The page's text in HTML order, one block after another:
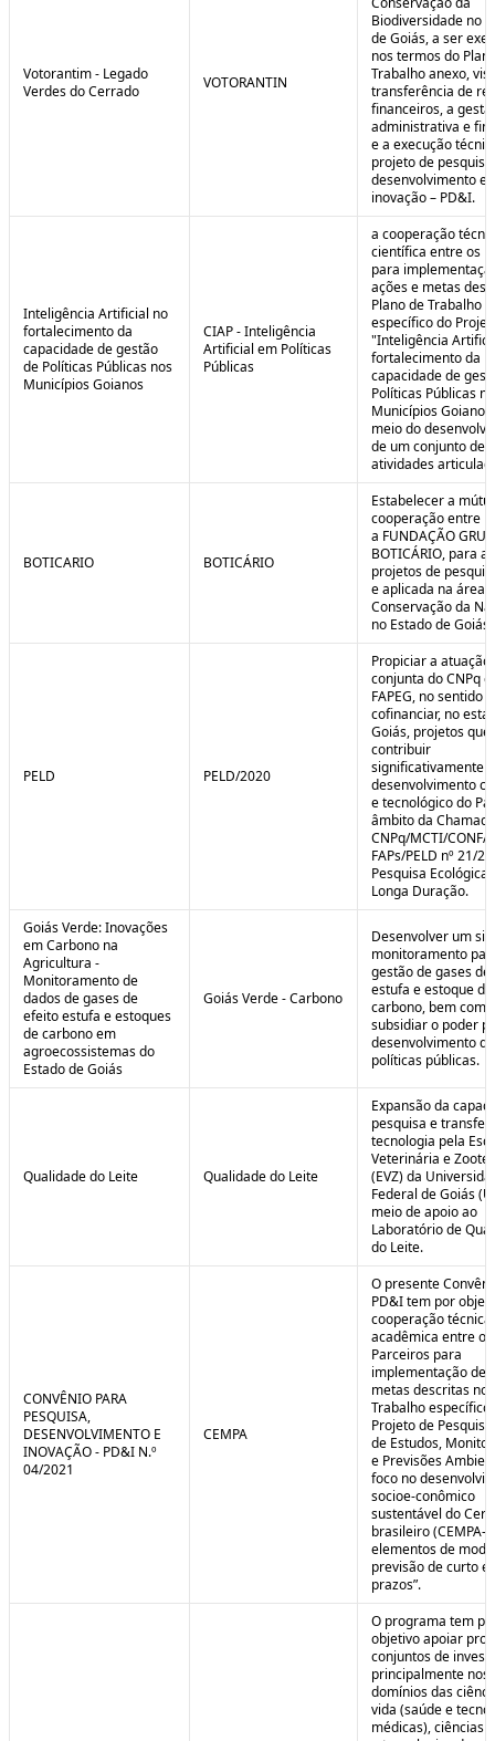
Votorantim - Legado
Verdes do Cerrado
VOTORANTIN
Biodiversidade no
de Goiás, a ser
nos termos do
Trabalho anexo,
transferência de
financeiros, a
administrativa e
e a execução
projeto de pesquisa,
desenvolvimento e
inovação – PD&I.
Inteligência Artificial no
fortalecimento da
capacidade de gestão
de Políticas Públicas nos
Municípios Goianos
CIAP - Inteligência
Artificial em Políticas
Públicas
a cooperação
científica entre os
para
ações e metas
Plano de Trabalho
específico do
"Inteligência
fortalecimento da
capacidade de
Políticas Públicas
Municípios
meio do
de um conjunto de
atividades
BOTICARIO BOTICÁRIO
Estabelecer a
cooperação entre
a FUNDAÇÃO
BOTICÁRIO, para
projetos de
e aplicada na área
Conservação da
no Estado de Goiás.
PELD PELD/2020
Propiciar a atuação
conjunta do CNPq e
FAPEG, no sentido
cofinanciar, no
Goiás, projetos que
contribuir
significativamente
desenvolvimento
e tecnológico do
âmbito da Chamada
CNPq/MCTI/
FAPs/PELD nº 21/
Pesquisa Ecológica
Longa Duração.
Goiás Verde: Inovações
em Carbono na
Agricultura -
Monitoramento de
dados de gases de
efeito estufa e estoques
de carbono em
agroecossistemas do
Estado de Goiás
Goiás Verde - Carbono
Desenvolver um
monitoramento
gestão de gases
estufa e estoque de
carbono, bem como
subsidiar o poder
desenvolvimento de
políticas públicas.
Qualidade do Leite Qualidade do Leite
Expansão da
pesquisa e
tecnologia pela
Veterinária e
(EVZ) da
Federal de Goiás
meio de apoio ao
Laboratório de
do Leite.
CONVÊNIO PARA
PESQUISA,
DESENVOLVIMENTO E
INOVAÇÃO - PD&I N.º
04/2021
CEMPA
O presente
PD&I tem por
cooperação técnica
acadêmica entre os
Parceiros para
implementação de
metas descritas no
Trabalho específico
Projeto de
de Estudos,
e Previsões
foco no
socioe-conômico
sustentável do
brasileiro (CEMPA-
elementos de
previsão de curto e
prazos”.
O programa tem
objetivo apoiar
conjuntos de
principalmente nos
domínios das
vida (saúde e
médicas), ciências